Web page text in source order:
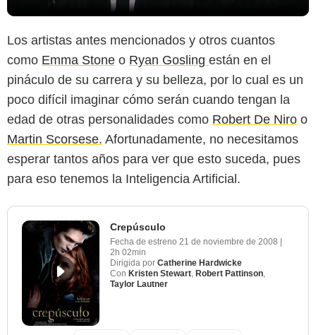
Los artistas antes mencionados y otros cuantos
como Emma Stone o Ryan Gosling están en el
pináculo de su carrera y su belleza, por lo cual es un
poco difícil imaginar cómo serán cuando tengan la
edad de otras personalidades como Robert De Niro o
Martin Scorsese. Afortunadamente, no necesitamos
esperar tantos años para ver que esto suceda, pues
para eso tenemos la Inteligencia Artificial.
Crepúsculo
Fecha de estreno 21 de noviembre de 2008
2h 02min
Dirigida por Catherine Hardwicke
Con Kristen Stewart, Robert Pattinson,
Taylor Lautner